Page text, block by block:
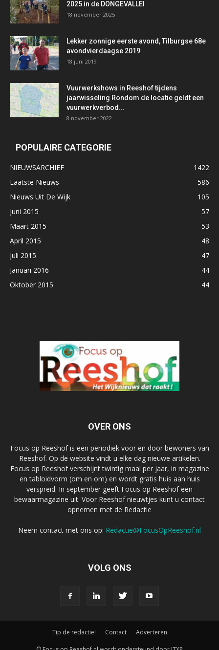
2025 in de DONGEVALLEI
18 november 2025
Lekker zonnige eerste avond, Tilburgse 68e
avondvierdaagse 2019
18 juni 2019
Vuurwerkshows in Reeshof tijdens
jaarwisseling Rondom de locatie geldt een
vuurwerkverbod...
8 november 2022
POPULAIRE CATEGORIE
NIEUWSARCHIEF
1422
Laatste Nieuws
586
Nieuws Uit De Wijk
105
Juni 2015
57
Maart 2015
53
April 2015
48
Juli 2015
47
Januari 2016
44
Oktober 2015
44
OVER ONS
Focus op Reeshof is een periodiek voor en door bewoners van
Reeshof. Op de website vindt u elke dag nieuwe artikelen.
Focus op Reeshof verschijnt twintig maal per jaar, in magazine
en tabloidvorm (om en om) en wordt gratis huis aan huis
verspreid. In september geeft Focus op Reeshof een
bewaarmagazine uit. Voor Reeshof nieuwtjes kunt u contact
opnemen met de Redactie
Neem contact met ons op: Redactie@FocusOpReeshof.nl
VOLG ONS
Tip de redactie! Contact Adverteren